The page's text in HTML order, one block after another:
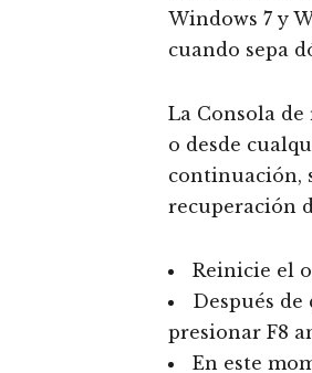
Windows 7 y
cuando sepa
La Consola
o desde
continuación,
recuperación
Reinicie el
Después
presionar F8
En este